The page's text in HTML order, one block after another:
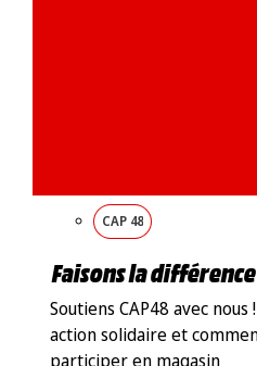
CAP 48
Faisons la
Soutiens CAP48 avec
action solidaire et
participer en magasin